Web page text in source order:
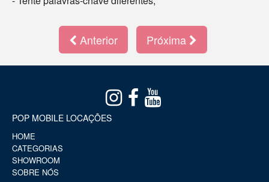
Anterior Próxima
POP MOBILE LOCAÇÕES
HOME
CATEGORIAS
SHOWROOM
SOBRE NÓS